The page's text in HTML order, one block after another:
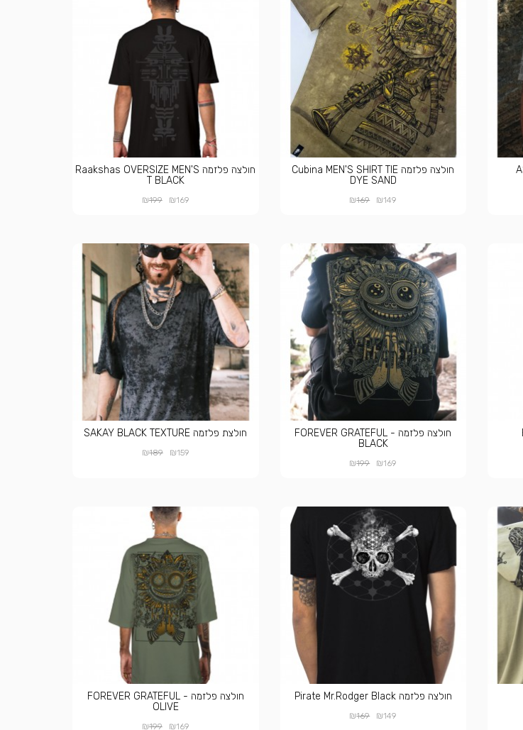
חולצה פלזמה Cubina MEN'S SHIRT TIE
DYE SAND
₪149
₪169
חולצה פלזמה Raakshas OVERSIZE MEN'S
T BLACK
₪169
₪199
חולצה פלזמה FOREVER GRATEFUL -
BLACK
₪169
₪199
חולצת פלזמה SAKAY BLACK TEXTURE
₪159
₪189
חולצה פלזמה Pirate Mr.Rodger Black
₪149
₪169
חולצה פלזמה FOREVER GRATEFUL -
OLIVE
₪169
₪199